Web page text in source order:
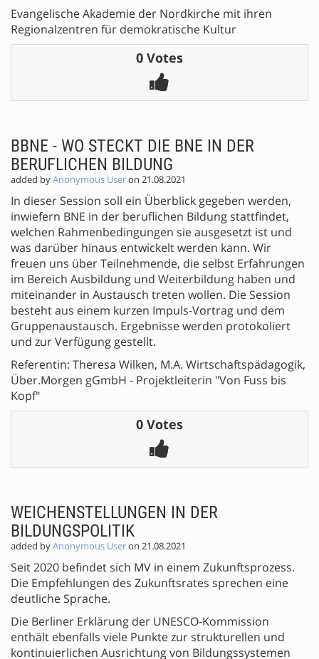
Evangelische Akademie der Nordkirche mit ihren
Regionalzentren für demokratische Kultur
0 Votes
BBNE - WO STECKT DIE BNE IN DER
BERUFLICHEN BILDUNG
added byAnonymous Useron 21.08.2021
In dieser Session soll ein Überblick gegeben werden,
inwiefern BNE in der beruflichen Bildung stattfindet,
welchen Rahmenbedingungen sie ausgesetzt ist und
was darüber hinaus entwickelt werden kann. Wir
freuen uns über Teilnehmende, die selbst Erfahrungen
im Bereich Ausbildung und Weiterbildung haben und
miteinander in Austausch treten wollen. Die Session
besteht aus einem kurzen Impuls-Vortrag und dem
Gruppenaustausch. Ergebnisse werden protokoliert
und zur Verfügung gestellt.
Referentin: Theresa Wilken, M.A. Wirtschaftspädagogik,
Über.Morgen gGmbH - Projektleiterin "Von Fuss bis
Kopf"
0 Votes
WEICHENSTELLUNGEN IN DER
BILDUNGSPOLITIK
added byAnonymous Useron 21.08.2021
Seit 2020 befindet sich MV in einem Zukunftsprozess.
Die Empfehlungen des Zukunftsrates sprechen eine
deutliche Sprache.
Die Berliner Erklärung der UNESCO-Kommission
enthält ebenfalls viele Punkte zur strukturellen und
kontinuierlichen Ausrichtung von Bildungssystemen